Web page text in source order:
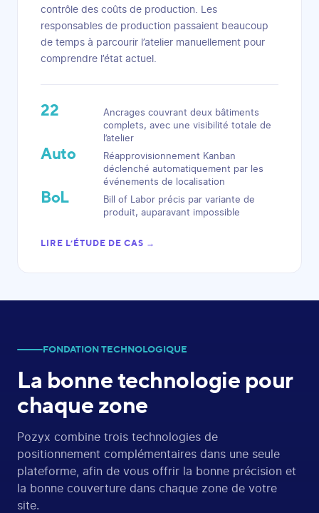
contrôle des coûts de production. Les
responsables de production passaient beaucoup
de temps à parcourir l’atelier manuellement pour
comprendre l’état actuel.
22
Ancrages couvrant deux bâtiments
complets, avec une visibilité totale de
l’atelier
Auto
Réapprovisionnement Kanban
déclenché automatiquement par les
événements de localisation
BoL
Bill of Labor précis par variante de
produit, auparavant impossible
LIRE L’ÉTUDE DE CAS →
FONDATION TECHNOLOGIQUE
La bonne technologie pour
chaque zone
Pozyx combine trois technologies de
positionnement complémentaires dans une seule
plateforme, afin de vous offrir la bonne précision et
la bonne couverture dans chaque zone de votre
site.